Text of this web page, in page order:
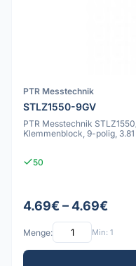
PTR Messtechnik
STLZ1550-9GV
PTR Messtechnik
Klemmenblock, 9-polig,
50
4.69€ – 4.69€
Menge: Min: 1